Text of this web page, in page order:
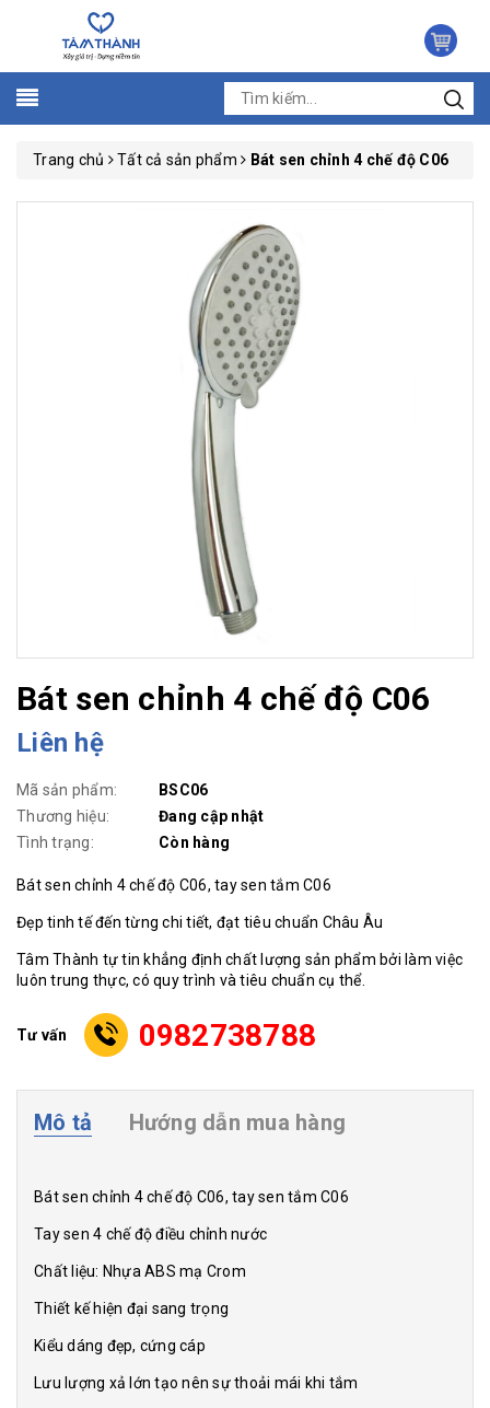
Trang chủ Tất cả sản phẩm Bát sen chỉnh 4 chế độ C06
Bát sen chỉnh 4 chế độ C06
Liên hệ
Mã sản phẩm:
BSC06
Thương hiệu:
Đang cập nhật
Tình trạng:
Còn hàng
Bát sen chỉnh 4 chế độ C06, tay sen tắm C06
Đẹp tinh tế đến từng chi tiết, đạt tiêu chuẩn Châu Âu
Tâm Thành tự tin khẳng định chất lượng sản phẩm bởi làm việc
luôn trung thực, có quy trình và tiêu chuẩn cụ thể.
Tư vấn 0982738788
Mô tả Hướng dẫn mua hàng
Bát sen chỉnh 4 chế độ C06, tay sen tắm C06
Tay sen 4 chế độ điều chỉnh nước
Chất liệu: Nhựa ABS mạ Crom
Thiết kế hiện đại sang trọng
Kiểu dáng đẹp, cứng cáp
Lưu lượng xả lớn tạo nên sự thoải mái khi tắm